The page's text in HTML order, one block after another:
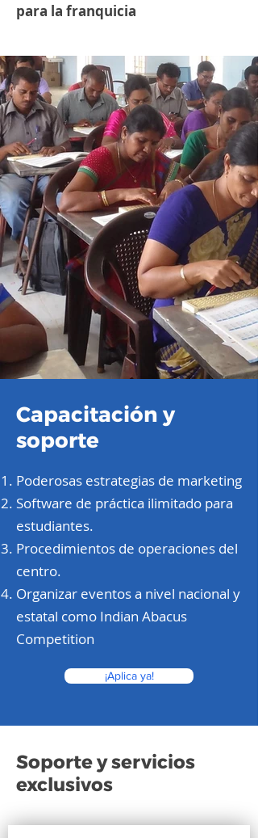
para la franquicia
Capacitación y
soporte
Poderosas estrategias de marketing
Software de práctica ilimitado para
estudiantes.
Procedimientos de operaciones del
centro.
Organizar eventos a nivel nacional y
estatal como Indian Abacus
Competition
¡Aplica ya!
Soporte y servicios
exclusivos